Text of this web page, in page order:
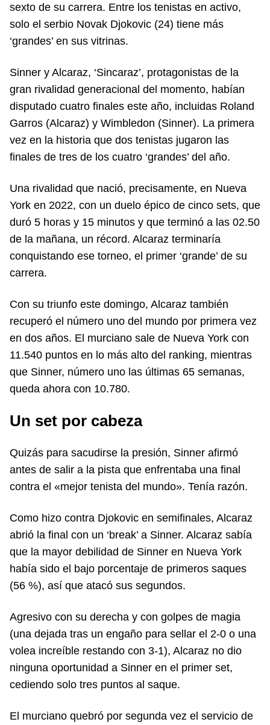
sexto de su carrera. Entre los tenistas en activo,
solo el serbio Novak Djokovic (24) tiene más
‘grandes’ en sus vitrinas.
Sinner y Alcaraz, ‘Sincaraz’, protagonistas de la
gran rivalidad generacional del momento, habían
disputado cuatro finales este año, incluidas Roland
Garros (Alcaraz) y Wimbledon (Sinner). La primera
vez en la historia que dos tenistas jugaron las
finales de tres de los cuatro ‘grandes’ del año.
Una rivalidad que nació, precisamente, en Nueva
York en 2022, con un duelo épico de cinco sets, que
duró 5 horas y 15 minutos y que terminó a las 02.50
de la mañana, un récord. Alcaraz terminaría
conquistando ese torneo, el primer ‘grande’ de su
carrera.
Con su triunfo este domingo, Alcaraz también
recuperó el número uno del mundo por primera vez
en dos años. El murciano sale de Nueva York con
11.540 puntos en lo más alto del ranking, mientras
que Sinner, número uno las últimas 65 semanas,
queda ahora con 10.780.
Un set por cabeza
Quizás para sacudirse la presión, Sinner afirmó
antes de salir a la pista que enfrentaba una final
contra el «mejor tenista del mundo». Tenía razón.
Como hizo contra Djokovic en semifinales, Alcaraz
abrió la final con un ‘break’ a Sinner. Alcaraz sabía
que la mayor debilidad de Sinner en Nueva York
había sido el bajo porcentaje de primeros saques
(56 %), así que atacó sus segundos.
Agresivo con su derecha y con golpes de magia
(una dejada tras un engaño para sellar el 2-0 o una
volea increíble restando con 3-1), Alcaraz no dio
ninguna oportunidad a Sinner en el primer set,
cediendo solo tres puntos al saque.
El murciano quebró por segunda vez el servicio de